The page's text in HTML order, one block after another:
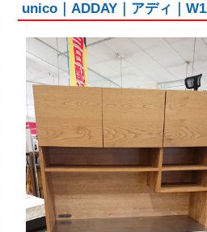
unico｜ADDAY｜アディ｜